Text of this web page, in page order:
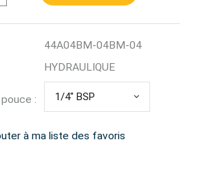
44A04BM-04BM-04
HYDRAULIQUE
: 1/4" BSP
à ma liste des favoris